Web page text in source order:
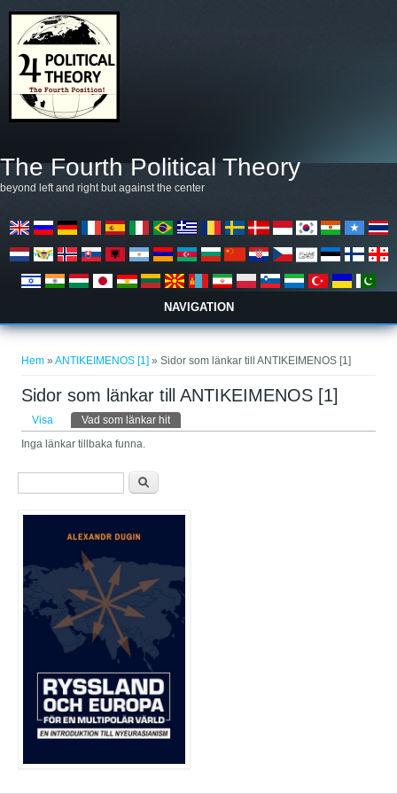
The Fourth Political Theory
beyond left and right but against the center
NAVIGATION
Hem »ANTIKEIMENOS [1] » Sidor som länkar till ANTIKEIMENOS [1]
Sidor som länkar till ANTIKEIMENOS [1]
Primära flikar
Visa Vad som länkar hit(aktiv flik)
Inga länkar tillbaka funna.